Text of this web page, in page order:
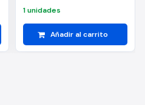
1 unidades
Añadir al carrito